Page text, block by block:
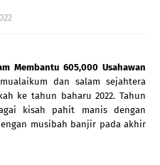
Membantu 605,000 Usahawan
dan salam sejahtera
ke tahun baharu 2022. Tahun
kisah pahit manis dengan
musibah banjir pada akhir